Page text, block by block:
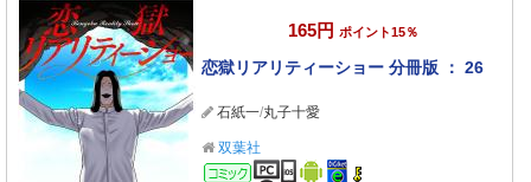
165円 ポイント15％
恋獄リアリティーショー 分冊版 ： 26
石紙一/丸子十愛
双葉社
コミック